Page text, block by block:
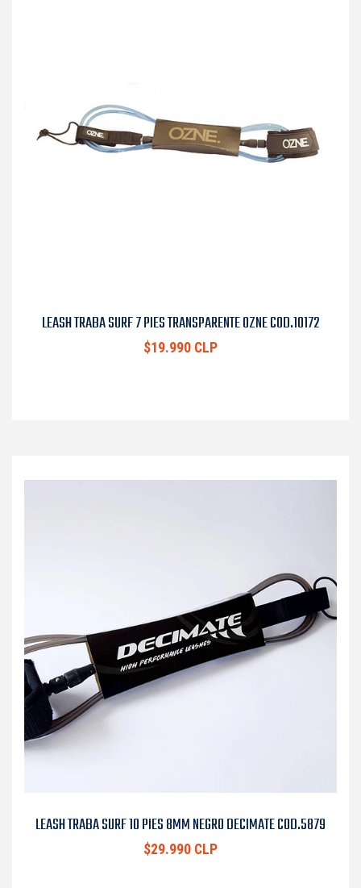
LEASH TRABA SURF 7 PIES TRANSPARENTE OZNE COD.10172
$19.990 CLP
LEASH TRABA SURF 10 PIES 8MM NEGRO DECIMATE COD.5879
$29.990 CLP